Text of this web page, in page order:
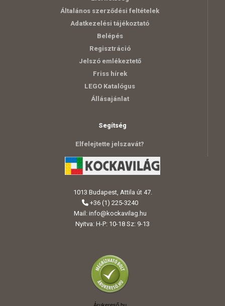
Általános szerződési feltételek
Adatkezelési tájékoztató
Belépés
Regisztráció
Jelszó emlékeztető
Friss hírek
LEGO Katalógus
Állásajánlat
Segítség
Elfelejtette jelszavát?
1013 Budapest, Attila út 47.
+36 (1) 225-3240
Mail: info@kockavilag.hu
Nyitva: H-P: 10-18 Sz: 9-13